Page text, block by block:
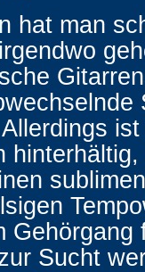
hat man
Gehörgang
Sucht